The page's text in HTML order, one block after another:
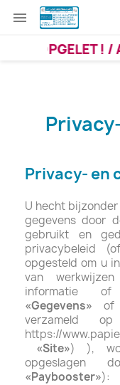

! /
Privacy- en
U hecht
gegevens door
gebruikt en
privacybeleid
opgesteld om u
van
informatie of
«Gegevens» of
verzameld
https://
«Site») ),
opgeslagen
«Paybooster»):